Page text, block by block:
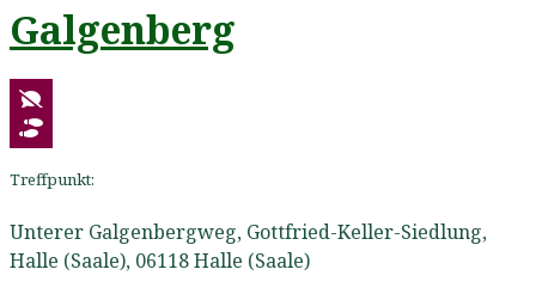
Galgenberg
Treffpunkt:
Unterer Galgenbergweg, Gottfried-Keller-Siedlung,
Halle (Saale), 06118Halle (Saale)